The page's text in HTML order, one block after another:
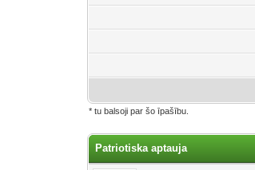
* tu balsoji par šo īpašību.
Patriotiska aptauja